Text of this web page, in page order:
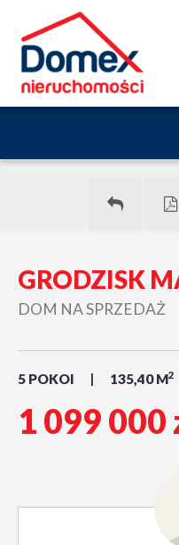
GRODZISK
DOM NA SPRZEDAŻ
5 POKOI 135,40 M2
1 099 000